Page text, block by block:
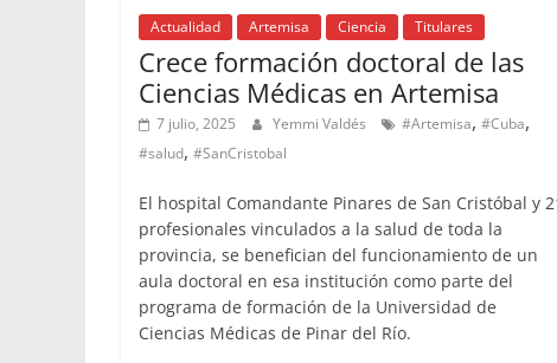
Actualidad Artemisa Ciencia Titulares
Crece formación doctoral de las
Ciencias Médicas en Artemisa
7 julio, 2025 Yemmi Valdés #Artemisa, #Cuba,
#salud, #SanCristobal
El hospital Comandante Pinares de San Cristóbal y
profesionales vinculados a la salud de toda la
provincia, se benefician del funcionamiento de un
aula doctoral en esa institución como parte del
programa de formación de la Universidad de
Ciencias Médicas de Pinar del Río.